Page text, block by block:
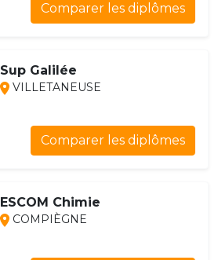
Comparer les diplômes
Sup Galilée
VILLETANEUSE
Comparer les diplômes
ESCOM Chimie
COMPIÈGNE